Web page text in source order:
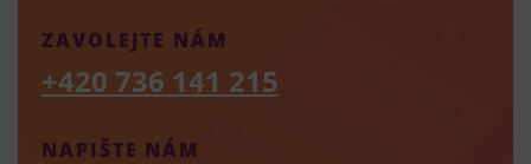
NAPIŠTE NÁM
ZAVOLEJTE NÁM
+420 736 141 215